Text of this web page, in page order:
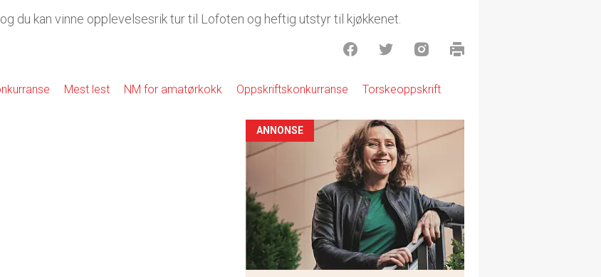
du kan vinne opplevelsesrik tur til Lofoten og heftig utstyr til kjøkkenet.
Mest lest NM for amatørkokk Oppskriftskonkurranse Torskeoppskrift
ANNONSE